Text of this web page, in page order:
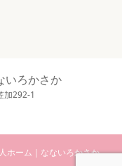
いろかさか
加292-1
ホーム｜なないろかさか